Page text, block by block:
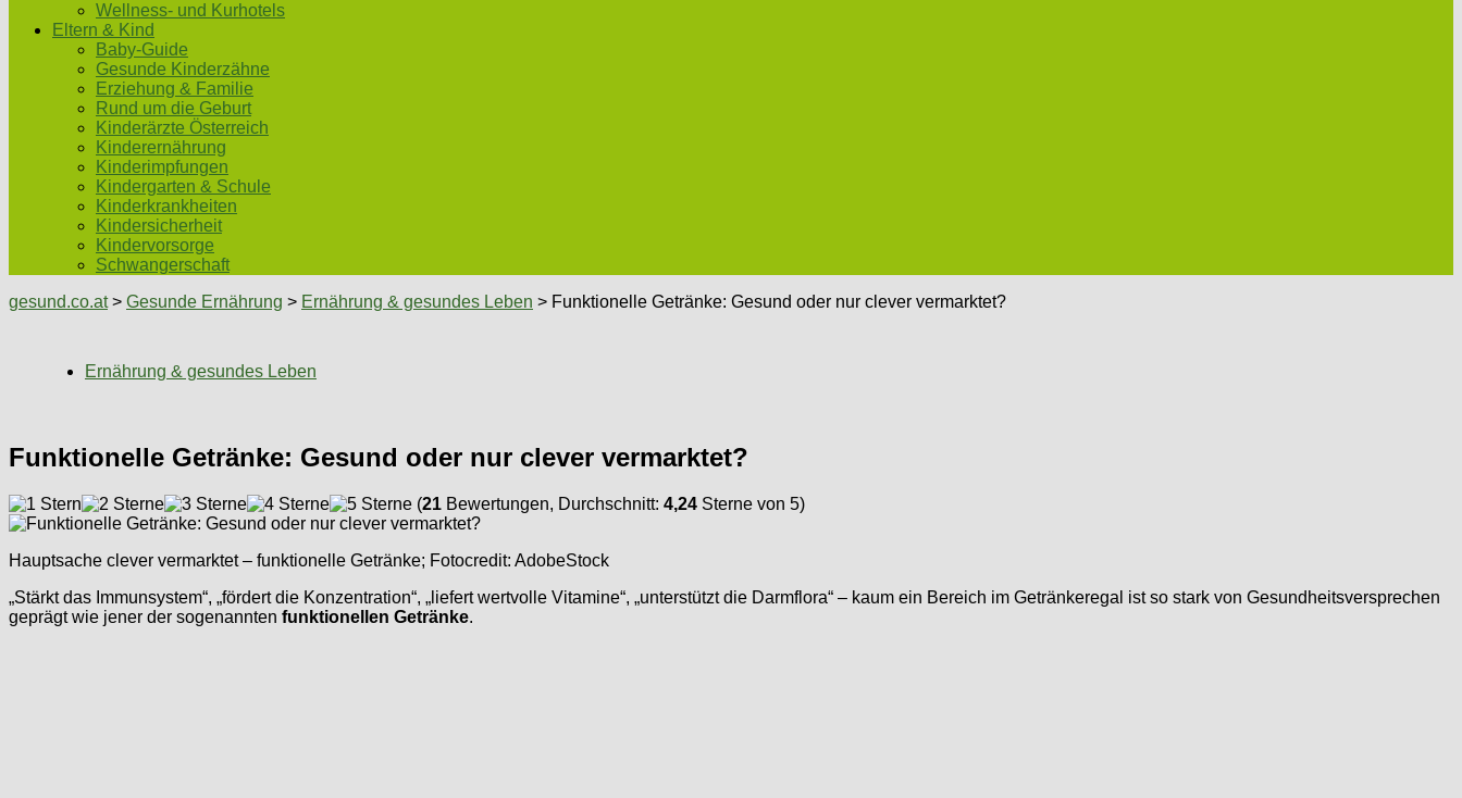
Wellness- und Kurhotels
Eltern & Kind
Baby-Guide
Gesunde Kinderzähne
Erziehung & Familie
Rund um die Geburt
Kinderärzte Österreich
Kinderernährung
Kinderimpfungen
Kindergarten & Schule
Kinderkrankheiten
Kindersicherheit
Kindervorsorge
Schwangerschaft
gesund.co.at> Gesunde Ernährung > Ernährung & gesundes Leben > Funktionelle Getränke: Gesund oder nur clever vermarktet?
Ernährung & gesundes Leben
Funktionelle Getränke: Gesund oder nur clever vermarktet?
(21 Bewertungen, Durchschnitt: 4,24 Sterne von 5)
Hauptsache clever vermarktet – funktionelle Getränke; Fotocredit: AdobeStock
„Stärkt das Immunsystem“, „fördert die Konzentration“, „liefert wertvolle Vitamine“, „unterstützt die Darmflora“ – kaum ein Bereich im Getränkeregal ist so stark von Gesundheitsversprechen
geprägt wie jener der sogenannten funktionellen Getränke.